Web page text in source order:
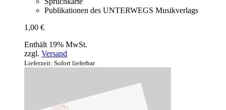
Publikationen des UNTERWEGS Musikverlags
1,00 €
Enthält 19% MwSt.
zzgl. Versand
Lieferzeit: Sofort lieferbar